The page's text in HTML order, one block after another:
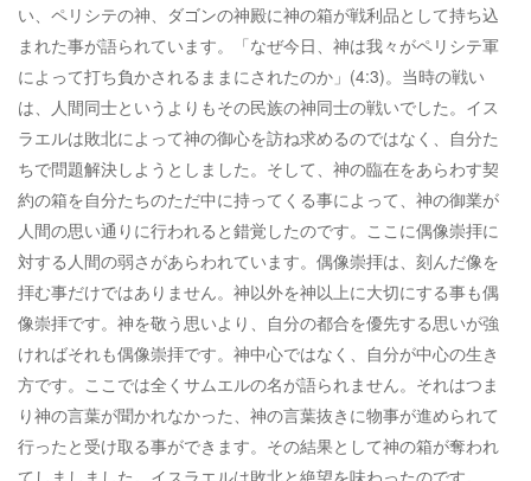
い、ペリシテの神、ダゴンの神殿に神の箱が戦利品として持ち込
まれた事が語られています。「なぜ今日、神は我々がペリシテ軍
によって打ち負かされるままにされたのか」(4:3)。当時の戦い
は、人間同士というよりもその民族の神同士の戦いでした。イス
ラエルは敗北によって神の御心を訪ね求めるのではなく、自分た
ちで問題解決しようとしました。そして、神の臨在をあらわす契
約の箱を自分たちのただ中に持ってくる事によって、神の御業が
人間の思い通りに行われると錯覚したのです。ここに偶像崇拝に
対する人間の弱さがあらわれています。偶像崇拝は、刻んだ像を
拝む事だけではありません。神以外を神以上に大切にする事も偶
像崇拝です。神を敬う思いより、自分の都合を優先する思いが強
ければそれも偶像崇拝です。神中心ではなく、自分が中心の生き
方です。ここでは全くサムエルの名が語られません。それはつま
り神の言葉が聞かれなかった、神の言葉抜きに物事が進められて
行ったと受け取る事ができます。その結果として神の箱が奪われ
てしましました。イスラエルは敗北と絶望を味わったのです。